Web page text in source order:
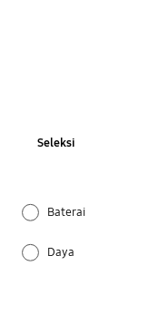
Seleksi
Baterai
Daya